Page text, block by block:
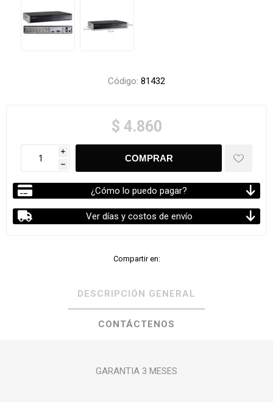
Código: 81432
$ 4.860
i
h
¿Cómo lo puedo pagar?
Ver días y costos de envío
Compartir en:
DESCRIPCIÓN GENERAL
CONTÁCTENOS
GARANTIA 3 MESES